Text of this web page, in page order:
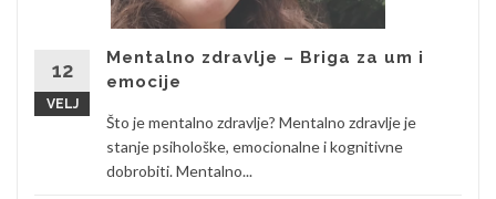
12
VELJ
Mentalno zdravlje – Briga za um i
emocije
Što je mentalno zdravlje? Mentalno zdravlje je
stanje psihološke, emocionalne i kognitivne
dobrobiti. Mentalno...